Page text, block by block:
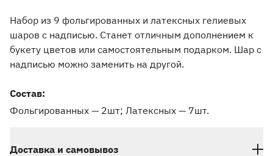
Набор из 9 фольгированных и латексных гелиевых
шаров с надписью. Станет отличным дополнением к
букету цветов или самостоятельным подарком. Шар с
надписью можно заменить на другой.
Состав:
Фольгированных — 2шт; Латексных — 7шт.
Доставка и самовывоз